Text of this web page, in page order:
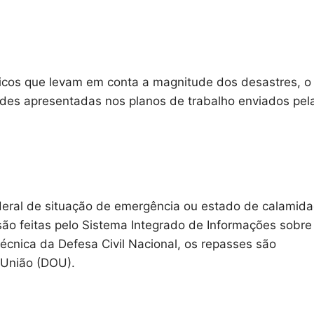
que levam em conta a magnitude dos desastres, o
apresentadas nos planos de trabalho enviados
de situação de emergência ou estado de
feitas pelo Sistema Integrado de Informações sobre
da Defesa Civil Nacional, os repasses são
(DOU).